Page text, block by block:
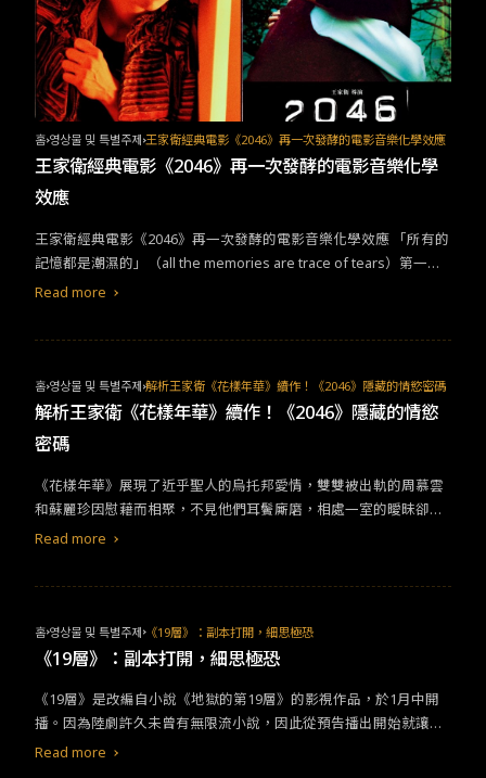
홈 영상물 및 특별주제 王家衛經典電影《2046》再一次發酵的電影音樂化學效應
王家衛經典電影《2046》再一次發酵的電影音樂化學
效應
王家衛經典電影《2046》再一次發酵的電影音樂化學效應 「所有的
記憶都是潮濕的」（all the memories are trace of tears）第一次
看2046這部電影時，螢幕上帶著絕美與些許憂傷感的文字，和富有
電影的文字意象、視覺色調以及音樂氛圍塑造成富有生命哲思的藝
術品。而這部曾角逐坎城影展金棕櫚獎、獲金馬獎8項大獎提名、榮
上映。這部描寫60年代香港的經典電影，之所以蔚為經典，是因為
電影本身建構的獨特世界觀與特有的頹廢美學，已經深深影響許多
世代的影迷與現今的電影。今天，筆者就來帶著大家回味一下《20
中的美學。 1. 2046 Main Theme （With Percussion） by Shigeru
Read more
홈 영상물 및 특별주제 解析王家衛《花樣年華》續作！《2046》隱藏的情慾密碼
解析王家衛《花樣年華》續作！《2046》隱藏的情慾
密碼
《花樣年華》展現了近乎聖人的烏托邦愛情，雙雙被出軌的周慕雲
和蘇麗珍因慰藉而相聚，不見他們耳鬢廝磨，相處一室的曖昧卻比
肉體上的偷情更叫人難耐。他們倆的未竟之事，反而在《2046》中
到了一間酒店，看見曾歡快過的舞女露露所住的房號「2046」，勾
起他曾與蘇麗珍曾經關在同樣是2046號的房間寫武俠小說的回憶。
的女人，以此寫進小說《2047》中，藉由小說與她們，他試圖拼湊
出蘇麗珍不願跟他走的原因。
Read more
홈 영상물 및 특별주제 《19層》：副本打開，細思極恐
《19層》：副本打開，細思極恐
《19層》是改編自小說《地獄的第19層》的影視作品，於1月中開
播。因為陸劇許久未曾有無限流小說，因此從預告播出開始就讓網
友期待不已。 故事講述大一新生春雨(孫千 飾)以及室友們清幽(戴蕥
Read more